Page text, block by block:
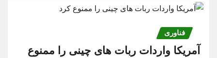
فناوری
آمریکا واردات ربات های چینی را ممنوع